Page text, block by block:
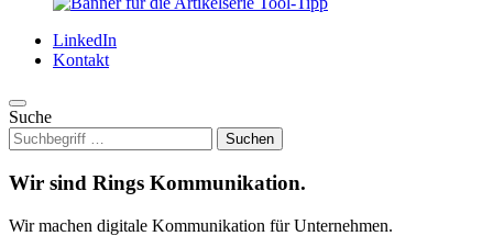
LinkedIn
Kontakt
Suche
Wir sind Rings Kommunikation.
Wir machen digitale Kommunikation für Unternehmen.